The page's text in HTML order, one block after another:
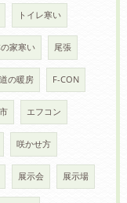
トイレ寒い
家寒い 尾張
の暖房 F-CON
エフコン
咲かせ方
展示会 展示場